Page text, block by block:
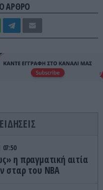
ΑΡΘΡΟ
07:50
η πραγματική αιτία
σταρ του ΝΒΑ